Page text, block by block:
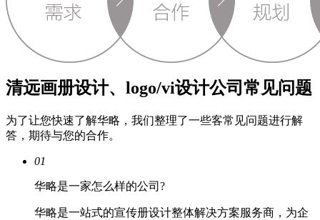
清远画册设计、logo/vi设计公司常见问题
为了让您快速了解华略，我们整理了一些客常见问题进行解
答，期待与您的合作。
01
华略是一家怎么样的公司?
华略是一站式的宣传册设计整体解决方案服务商，为企